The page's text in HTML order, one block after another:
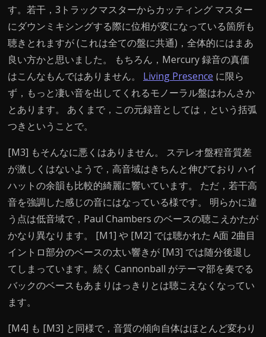
す。若干，3トラックマスターからカッティング マスター
にダウンミキシングする際に位相が変になっている箇所も
聴きとれますが (これは全ての盤に共通)，全体的にはまあ
良い方かと思いました。 もちろん，Mercury 録音の真価
はこんなもんではありません。 Living Presence に限ら
ず，もっと凄い音を出してくれるモノーラル盤はわんさか
とあります。 あくまで，この元録音としては，という括弧
つきということで。
[M3] もそんなに悪くはありません。 ステレオ盤程音質差
が激しくはないようで，高音域はきちんと伸びており ハイ
ハットの余韻も比較的綺麗に響いています。 ただ，若干高
音を強調した感じの音にはなっている様です。 明らかに違
う点は低音域で，Paul Chambers のベースの聴こえかたが
かなり異なります。 [M1] や [M2] では聴かれた A面 2曲目
イントロ部分のベースの太い響きが [M3] では随分後退し
てしまっています。続く Cannonball がテーマ部を奏でる
バックのベースもあまりはっきりとは聴こえなくなってい
ます。
[M4] も [M3] と同様で，音質の傾向自体はほとんど変わり